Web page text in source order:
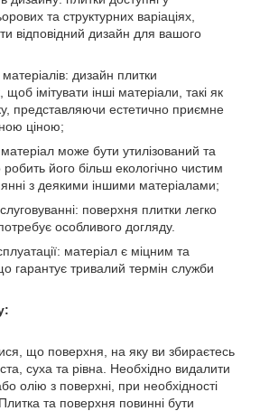
та структурних варіаціях,
відповідний дизайн для вашого
матеріалів: дизайн плитки
імітувати інші матеріали, такі як
представляючи естетично приємне
ціною;
матеріал може бути утилізований та
його більш екологічно чистим
з деякими іншими матеріалами;
поверхня плитки легко
особливого догляду.
матеріал є міцним та
гарантує тривалий термін служби
що поверхня, на яку ви збираєтесь
суха та рівна. Необхідно видалити
олію з поверхні, при необхідності
та поверхня повинні бути